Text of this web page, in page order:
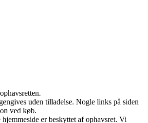
uden tilladelse. Nogle links på siden
ved køb.
er beskyttet af ophavsret. Vi